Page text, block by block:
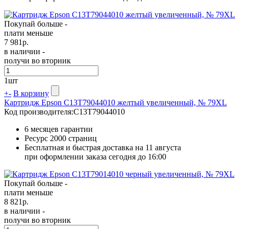
Покупай больше -
плати меньше
7 981р.
в наличии -
получи во вторник
1шт
+- В корзину
Картридж Epson C13T79044010 желтый увеличенный, № 79XL
Код производителя:C13T79044010
6 месяцев гарантии
Ресурс 2000 страниц
Бесплатная и быстрая доставка на 11 августа
при оформлении заказа сегодня до 16:00
Покупай больше -
плати меньше
8 821р.
в наличии -
получи во вторник